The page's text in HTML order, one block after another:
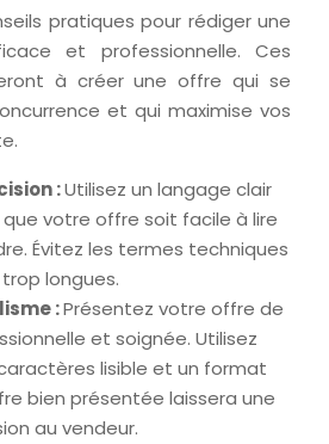
pratiques pour rédiger une
et professionnelle. Ces
à créer une offre qui se
et qui maximise vos
:Utilisez un langage clair
votre offre soit facile à lire
Évitez les termes techniques
longues.
:Présentez votre offre de
et soignée. Utilisez
lisible et un format
bien présentée laissera une
au vendeur.